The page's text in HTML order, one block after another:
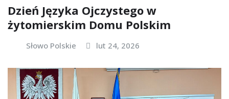
Dzień Języka Ojczystego w
żytomierskim Domu Polskim
Słowo Polskie lut 24, 2026